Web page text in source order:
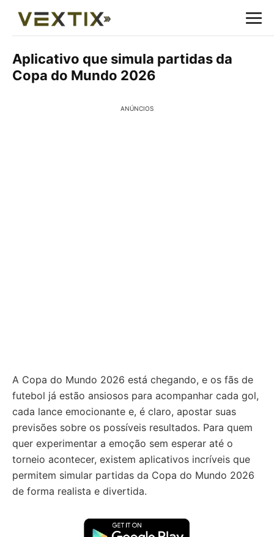
Aplicativo que simula partidas da
Copa do Mundo 2026
ANÚNCIOS
A Copa do Mundo 2026 está chegando, e os fãs de
futebol já estão ansiosos para acompanhar cada gol,
cada lance emocionante e, é claro, apostar suas
previsões sobre os possíveis resultados. Para quem
quer experimentar a emoção sem esperar até o
torneio acontecer, existem aplicativos incríveis que
permitem simular partidas da Copa do Mundo 2026
de forma realista e divertida.